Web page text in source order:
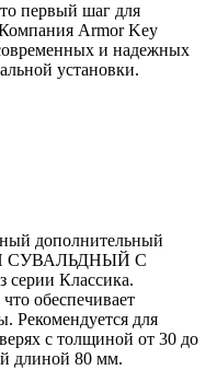
первый шаг для
Armor Key
и надежных
установки.
дополнительный
СУВАЛЬДНЫЙ С
Классика.
обеспечивает
Рекомендуется для
с толщиной от 30 до
длиной 80 мм.